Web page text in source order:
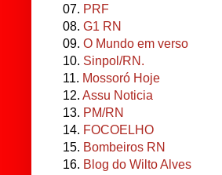
07. PRF
08. G1 RN
09. O Mundo em verso
10. Sinpol/RN.
11. Mossoró Hoje
12. Assu Noticia
13. PM/RN
14. FOCOELHO
15. Bombeiros RN
16. Blog do Wilto Alves